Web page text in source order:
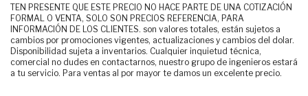
TEN PRESENTE QUE ESTE PRECIO NO HACE PARTE DE UNA COTIZACIÓN
FORMAL O VENTA, SOLO SON PRECIOS REFERENCIA, PARA
INFORMACIÓN DE LOS CLIENTES. son valores totales, están sujetos a
cambios por promociones vigentes, actualizaciones y cambios del dolar.
Disponibilidad sujeta a inventarios. Cualquier inquietud técnica,
comercial no dudes en contactarnos, nuestro grupo de ingenieros estará
a tu servicio. Para ventas al por mayor te damos un excelente precio.